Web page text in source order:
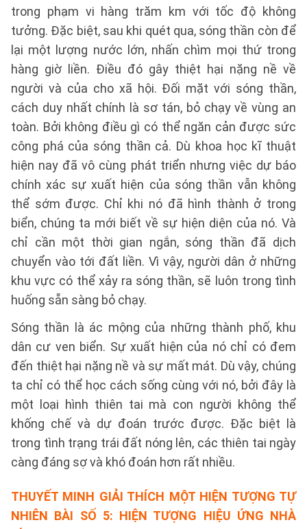
trong phạm vi hàng trăm km với tốc độ không
tưởng. Đặc biệt, sau khi quét qua, sóng thần còn để
lại một lượng nước lớn, nhấn chìm mọi thứ trong
hàng giờ liền. Điều đó gây thiệt hại nặng nề về
người và của cho xã hội. Đối mặt với sóng thần,
cách duy nhất chính là sơ tán, bỏ chạy về vùng an
toàn. Bởi không điều gì có thể ngăn cản được sức
công phá của sóng thần cả. Dù khoa học kĩ thuật
hiện nay đã vô cùng phát triển nhưng việc dự báo
chính xác sự xuất hiện của sóng thần vẫn không
thể sớm được. Chỉ khi nó đã hình thành ở trong
biển, chúng ta mới biết về sự hiện diện của nó. Và
chỉ cần một thời gian ngắn, sóng thần đã dịch
chuyển vào tới đất liền. Vì vậy, người dân ở những
khu vực có thể xảy ra sóng thần, sẽ luôn trong tình
huống sẵn sàng bỏ chạy.
Sóng thần là ác mộng của những thành phố, khu
dân cư ven biển. Sự xuất hiện của nó chỉ có đem
đến thiệt hại nặng nề và sự mất mát. Dù vậy, chúng
ta chỉ có thể học cách sống cùng với nó, bởi đây là
một loại hình thiên tai mà con người không thể
khống chế và dự đoán trước được. Đặc biệt là
trong tình trạng trái đất nóng lên, các thiên tai ngày
càng đáng sợ và khó đoán hơn rất nhiều.
THUYẾT MINH GIẢI THÍCH MỘT HIỆN TƯỢNG TỰ
NHIÊN BÀI SỐ 5: HIỆN TƯỢNG HIỆU ỨNG NHÀ